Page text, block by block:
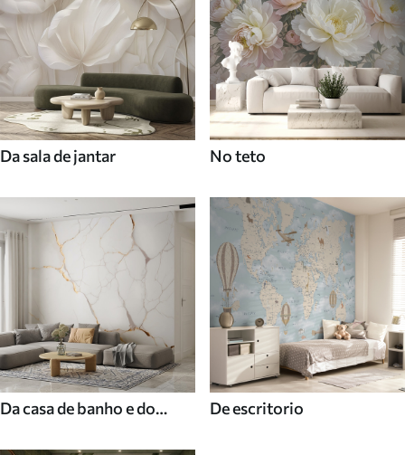
Da sala de jantar No teto
Da casa de banho e do
De escritorio